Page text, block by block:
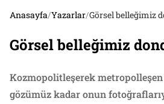
Anasayfa/Yazarlar/Görsel belleğimiz
Görsel belleğimiz
Kozmopolitleşerek
gözümüz kadar onun